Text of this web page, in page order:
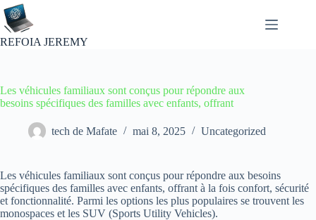
Passer
au
contenu
REFOIA JEREMY
Les véhicules familiaux sont conçus pour répondre aux
besoins spécifiques des familles avec enfants, offrant
tech de Mafate mai 8, 2025 Uncategorized
Les véhicules familiaux sont conçus pour répondre aux besoins
spécifiques des familles avec enfants, offrant à la fois confort, sécurité
et fonctionnalité. Parmi les options les plus populaires se trouvent les
monospaces et les SUV (Sports Utility Vehicles).